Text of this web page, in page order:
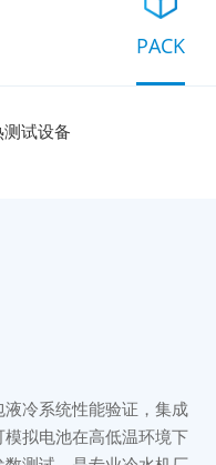
PACK
试设备
冷系统性能验证，集成
拟电池在高低温环境下